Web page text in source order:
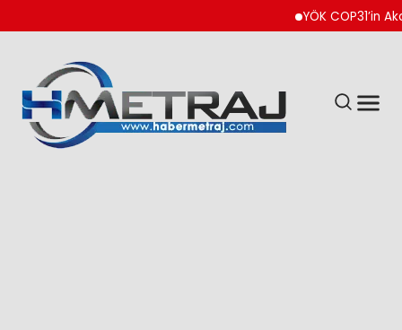
YÖK COP31’in